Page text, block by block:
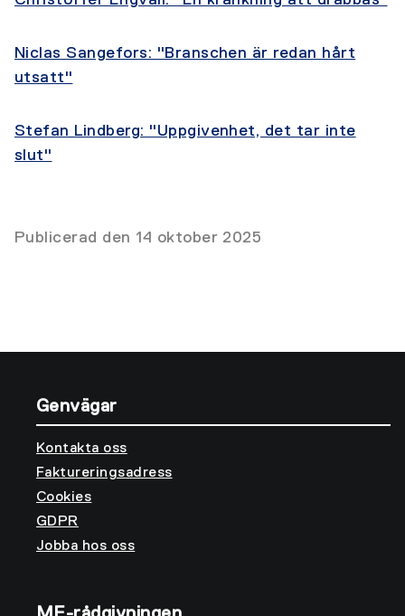
Niclas Sangefors: "Branschen är redan hårt
utsatt"
Stefan Lindberg: "Uppgivenhet, det tar inte
slut"
Publicerad den 14 oktober 2025
Genvägar
Kontakta oss
Faktureringsadress
Cookies
GDPR
Jobba hos oss